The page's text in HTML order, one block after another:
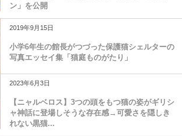
ン」を公開
2019年9月15日
小学6年生の館長がつづった保護猫シェルターの
写真エッセイ集「猫庭ものがたり」
2023年6月3日
【ニャルベロス】3つの頭をもつ猫の姿がギリシ
ャ神話に登場しそうな存在感→可愛さを隠しき
れない黒猫...